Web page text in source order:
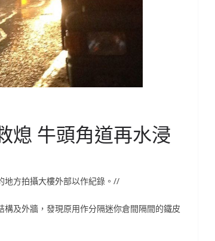
熄 牛頭角道再水浸
地方拍攝大樓外部以作紀錄。//
及外牆，發現原用作分隔迷你倉間隔間的鐵皮